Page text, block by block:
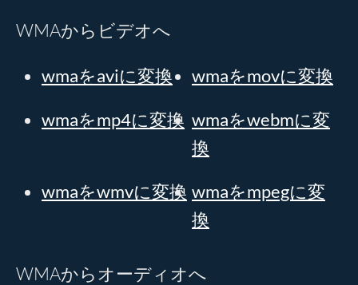
WMAからビデオへ
wmaをaviに変換 wmaをmovに変換
wmaをmp4に変換 wmaをwebmに変
換
wmaをwmvに変換 wmaをmpegに変
換
WMAからオーディオへ